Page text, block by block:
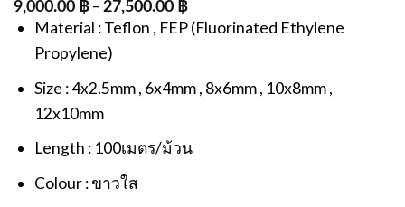
9,000.00 ฿– 27,500.00 ฿
Material : Teflon , FEP (Fluorinated Ethylene
Propylene)
Size : 4x2.5mm , 6x4mm , 8x6mm , 10x8mm ,
12x10mm
Length : 100เมตร/ม้วน
Colour : ขาวใส